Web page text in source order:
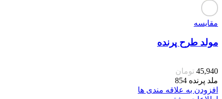
مقایسه
مولد طرح پرنده
45,940 تومان
ملد پرنده 854
افزودن به علاقه مندی ها